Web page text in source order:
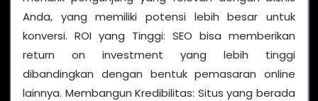
Anda, yang memiliki potensi lebih besar untuk
konversi. ROI yang Tinggi: SEO bisa memberikan
return on investment yang lebih tinggi
dibandingkan dengan bentuk pemasaran online
lainnya. Membangun Kredibilitas: Situs yang berada